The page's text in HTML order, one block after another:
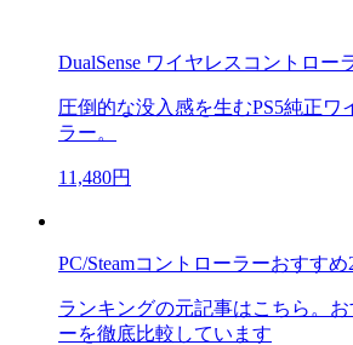
DualSense ワイヤレスコントロー
圧倒的な没入感を生むPS5純正ワ
ラー。
11,480円
PC/Steamコントローラーおすす
ランキングの元記事はこちら。
ーを徹底比較しています